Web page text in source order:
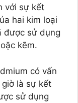
với sự kết
hai kim loại
được sử dụng
kẽm.
có vấn
là sự kết
sử dụng